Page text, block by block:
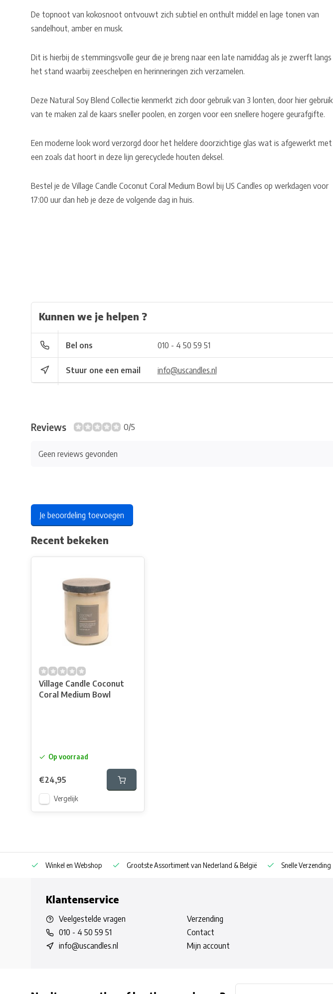
De topnoot van kokosnoot ontvouwt zich subtiel en onthult middel en lage tonen van
sandelhout, amber en musk.
Dit is hierbij de stemmingsvolle geur die je breng naar een late namiddag als je zwerft langs
het stand waarbij zeeschelpen en herinneringen zich verzamelen.
Deze Natural Soy Blend Collectie kenmerkt zich door gebruik van 3 lonten, door hier gebruik
van te maken zal de kaars sneller poolen, en zorgen voor een snellere hogere geurafgifte.
Een moderne look word verzorgd door het heldere doorzichtige glas wat is afgewerkt met
een zoals dat hoort in deze lijn gerecyclede houten deksel.
Bestel je de Village Candle Coconut Coral Medium Bowl bij US Candles op werkdagen voor
17:00 uur dan heb je deze de volgende dag in huis.
Kunnen we je helpen ?
Bel ons 010 - 4 50 59 51
Stuur one een email info@uscandles.nl
Reviews 0/5
Geen reviews gevonden
Je beoordeling toevoegen
Recent bekeken
Village Candle Coconut
Coral Medium Bowl
Op voorraad
€24,95
Vergelijk
Winkel en Webshop Grootste Assortiment van Nederland & België Snelle Verzending
Klantenservice
Veelgestelde vragen
010 - 4 50 59 51
info@uscandles.nl
Verzending
Contact
Mijn account